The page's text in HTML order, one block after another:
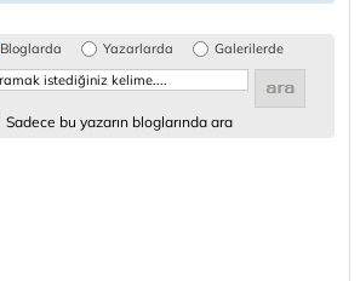
Bloglarda Yazarlarda Galerilerde
Sadece bu yazarın bloglarında ara